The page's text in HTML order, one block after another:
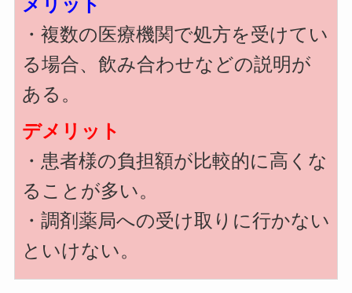
メリット
・複数の医療機関で処方を受けてい
る場合、飲み合わせなどの説明が
ある。
デメリット
・患者様の負担額が比較的に高くな
ることが多い。
・調剤薬局への受け取りに行かない
といけない。